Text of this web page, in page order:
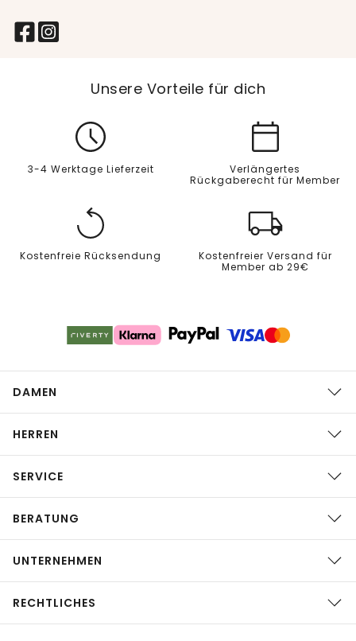
Unsere Vorteile für dich
3-4 Werktage Lieferzeit
Verlängertes
Rückgaberecht für Member
Kostenfreie Rücksendung
Kostenfreier Versand für
Member ab 29€
DAMEN
HERREN
SERVICE
BERATUNG
UNTERNEHMEN
RECHTLICHES